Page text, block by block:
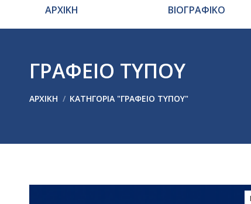
ΑΡΧΙΚΗ ΒΙΟΓΡΑΦΙΚΟ
ΓΡΑΦΕΙΟ ΤΥΠΟΥ
ΑΡΧΙΚΉ ΚΑΤΗΓΟΡΊΑ "ΓΡΑΦΕΙΟ ΤΥΠΟΥ"